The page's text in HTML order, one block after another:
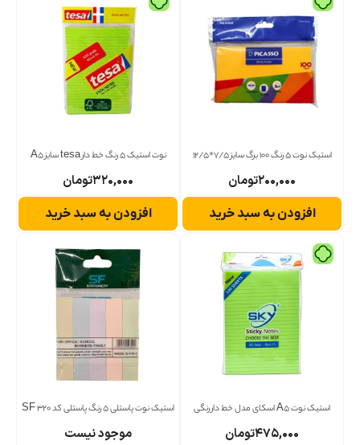
استیک نوت 5 رنگ 100 برگ سایز 7/5*12/5
۲۰۰,۰۰۰تومان
افزودن به سبد خرید
نوت استیک 5 رنگ خط دار tesa سایز A5
۳۲۰,۰۰۰تومان
افزودن به سبد خرید
استیک نوت A5 اسکای مدل خط دار رنگی
۴۷۵,۰۰۰تومان
استیک نوت پاستلی 5 رنگ پاستلی کد 320 SF
موجود نیست